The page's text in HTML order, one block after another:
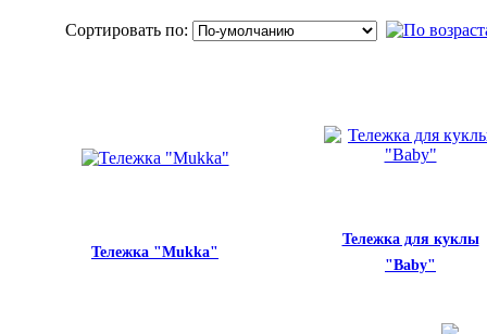
Сортировать по:
Тележка "Mukka"
Тележка для куклы
"Baby"